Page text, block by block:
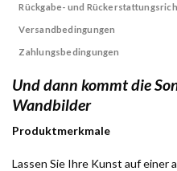
Rückgabe- und
Versandbedingungen
Zahlungsbedingungen
Und dann kommt die
Wandbilder
Produktmerkmale
Lassen Sie Ihre Kunst auf einer